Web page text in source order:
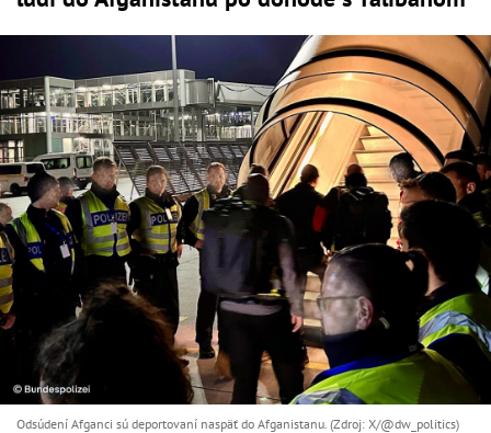
Odsúdení Afganci sú deportovaní naspäť do Afganistanu. (Zdroj: X/@dw_politics)